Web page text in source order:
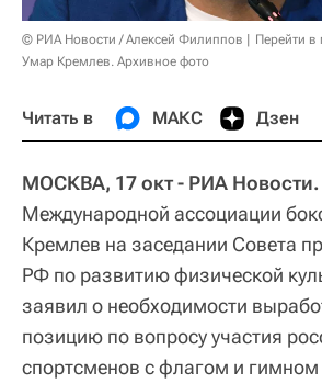
© РИА Новости / Алексей Филиппов
Перейти в
Умар Кремлев. Архивное фото
Читать в МАКС Дзен
МОСКВА, 17 окт - РИА Новости.
Международной ассоциации
Кремлев на заседании Совета
РФ по развитию физической
заявил о необходимости
позицию по вопросу участия
спортсменов с флагом и гимном